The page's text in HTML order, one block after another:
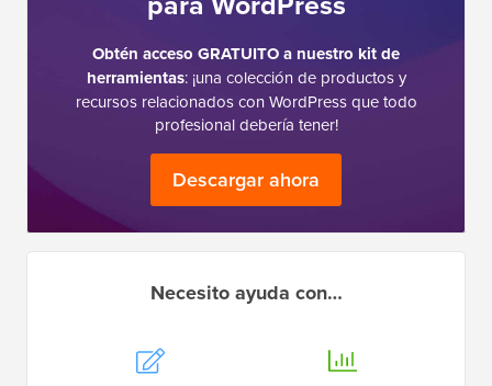
Obtén acceso GRATUITO a nuestro kit de
herramientas: ¡una colección de productos y
recursos relacionados con WordPress que todo
profesional debería tener!
Descargar ahora
Necesito ayuda con…